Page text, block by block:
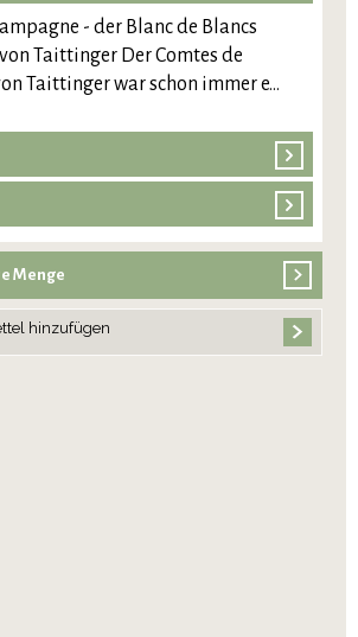
- der Blanc de Blancs
Taittinger Der Comtes de
Taittinger war schon immer e…
Menge
hinzufügen